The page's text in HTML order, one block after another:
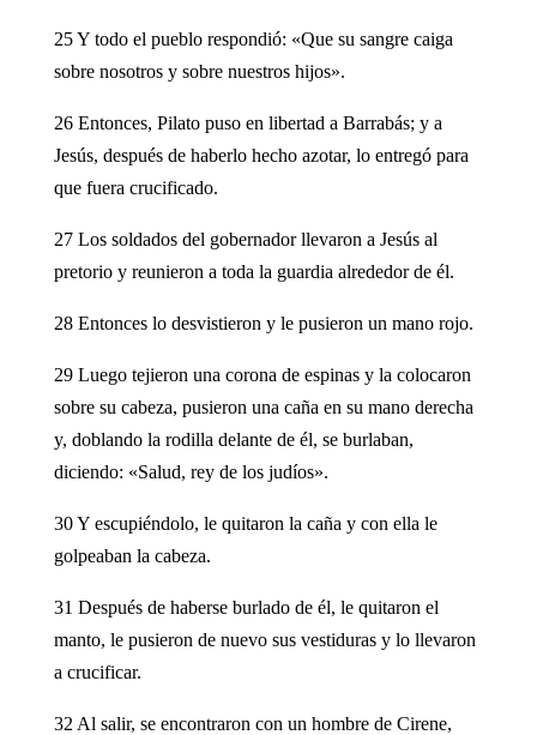
25 Y todo el pueblo respondió: «Que su sangre caiga
sobre nosotros y sobre nuestros hijos».
26 Entonces, Pilato puso en libertad a Barrabás; y a
Jesús, después de haberlo hecho azotar, lo entregó para
que fuera crucificado.
27 Los soldados del gobernador llevaron a Jesús al
pretorio y reunieron a toda la guardia alrededor de él.
28 Entonces lo desvistieron y le pusieron un mano rojo.
29 Luego tejieron una corona de espinas y la colocaron
sobre su cabeza, pusieron una caña en su mano derecha
y, doblando la rodilla delante de él, se burlaban,
diciendo: «Salud, rey de los judíos».
30 Y escupiéndolo, le quitaron la caña y con ella le
golpeaban la cabeza.
31 Después de haberse burlado de él, le quitaron el
manto, le pusieron de nuevo sus vestiduras y lo llevaron
a crucificar.
32 Al salir, se encontraron con un hombre de Cirene,